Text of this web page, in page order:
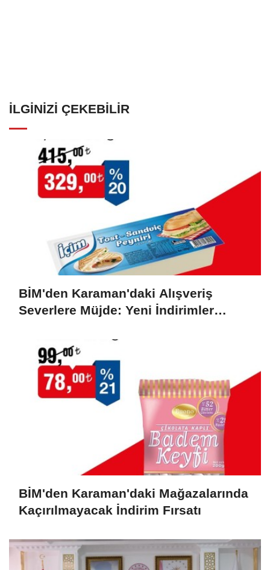
İLGINIZI ÇEKEBILIR
BİM'den Karaman'daki Alışveriş
Severlere Müjde: Yeni İndirimler
BİM'den Karaman'daki Mağazalarında
Kaçırılmayacak İndirim Fırsatı